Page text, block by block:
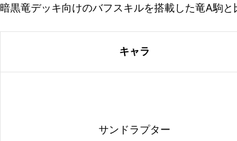
暗黒竜デッキ向けのバフスキルを搭載した竜A駒と
キャラ
サンドラプター